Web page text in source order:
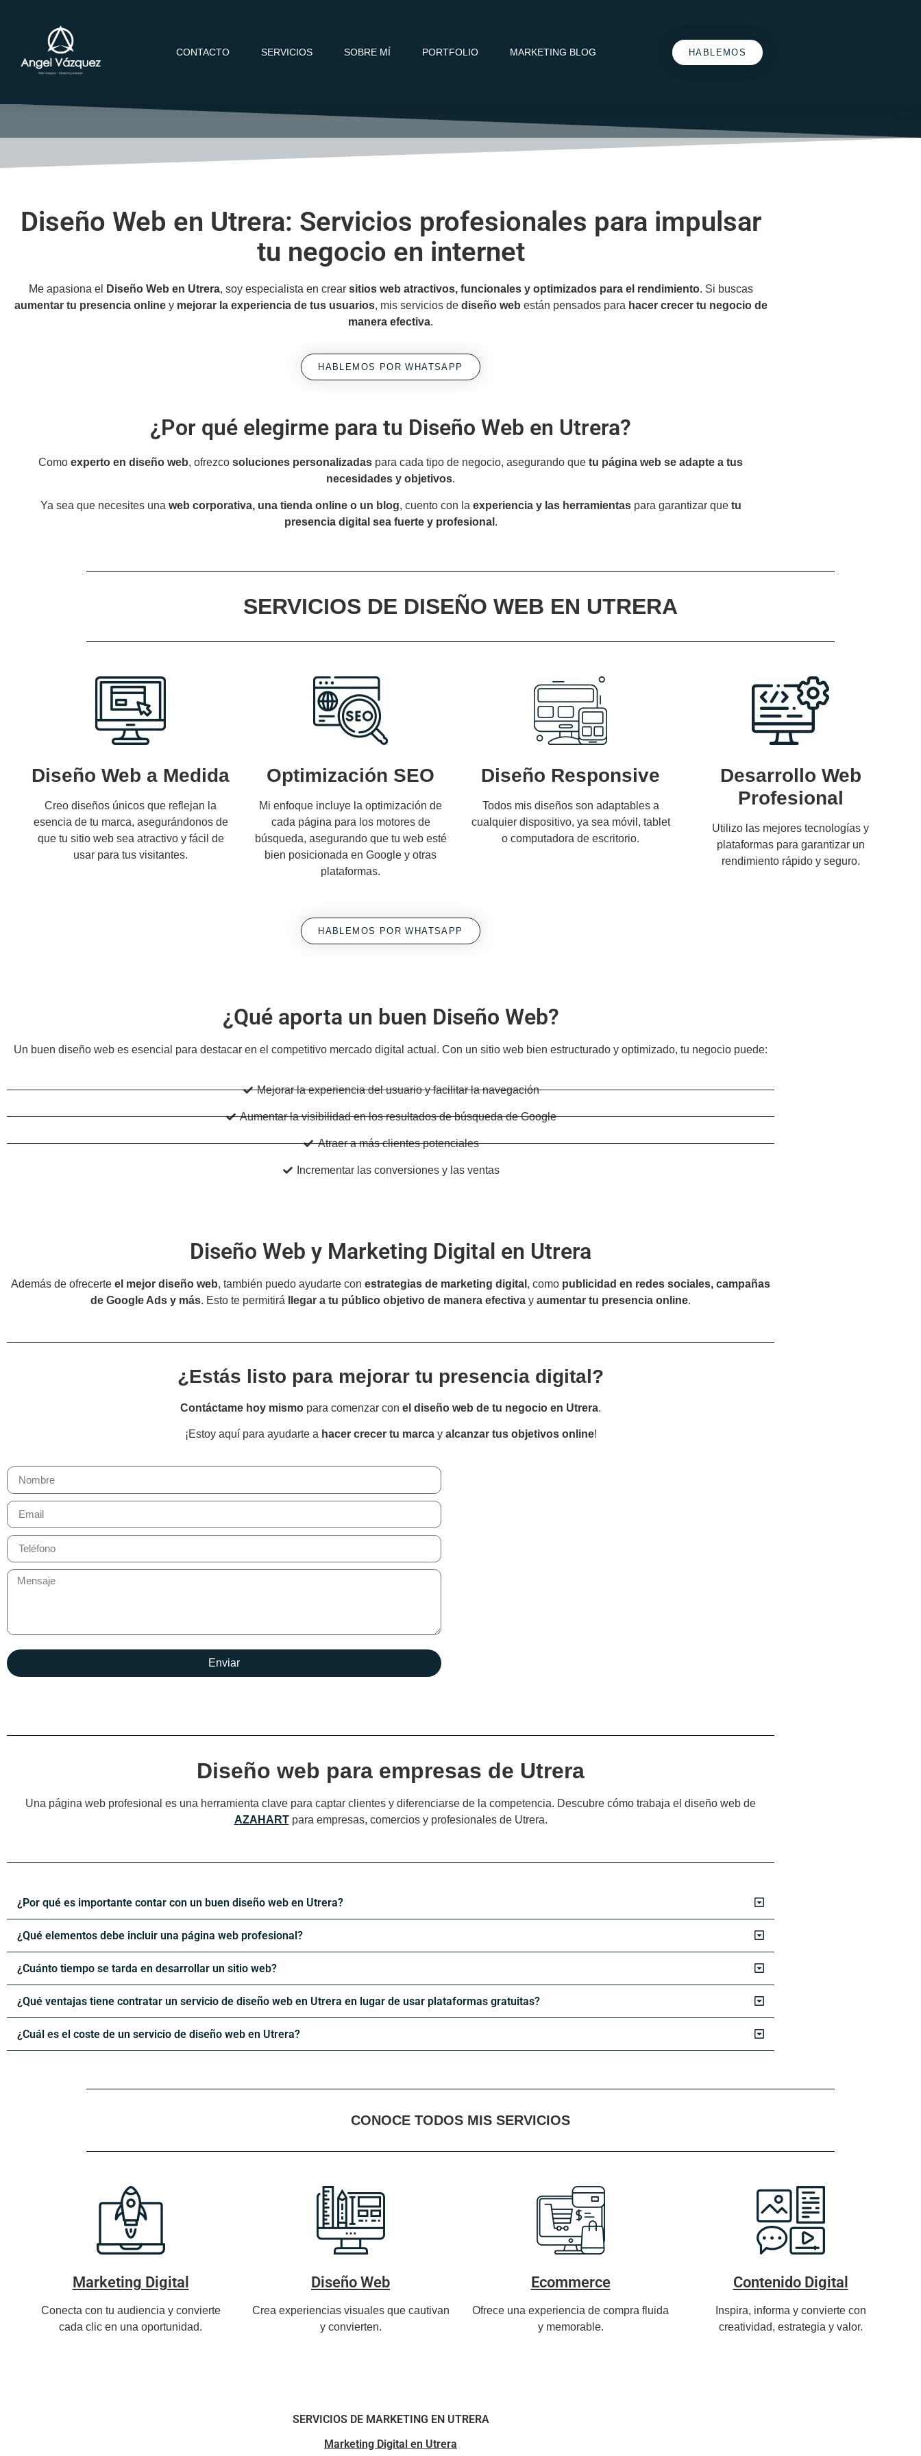
CONTACTO SERVICIOS SOBRE MÍ PORTFOLIO MARKETING BLOG HABLEMOS
Diseño Web en Utrera: Servicios profesionales para impulsar
tu negocio en internet
Me apasiona el Diseño Web en Utrera, soy especialista en crear sitios web atractivos, funcionales y optimizados para el rendimiento. Si buscas
aumentar tu presencia onliney mejorar la experiencia de tus usuarios, mis servicios de diseño web están pensados para hacer crecer tu negocio de
manera efectiva.
HABLEMOS POR WHATSAPP
¿Por qué elegirme para tu Diseño Web en Utrera?
Como experto en diseño web, ofrezco soluciones personalizadas para cada tipo de negocio, asegurando que tu página web se adapte a tus
necesidades y objetivos.
Ya sea que necesites una web corporativa, una tienda online o un blog, cuento con la experiencia y las herramientaspara garantizar que tu
presencia digital sea fuerte y profesional .
SERVICIOS DE DISEÑO WEB EN UTRERA
Diseño Web a Medida
Creo diseños únicos que reflejan la
esencia de tu marca, asegurándonos de
que tu sitio web sea atractivo y fácil de
usar para tus visitantes.
Optimización SEO
Mi enfoque incluye la optimización de
cada página para los motores de
búsqueda, asegurando que tu web esté
bien posicionada en Google y otras
plataformas.
Diseño Responsive
Todos mis diseños son adaptables a
cualquier dispositivo, ya sea móvil, tablet
o computadora de escritorio.
Desarrollo Web
Profesional
Utilizo las mejores tecnologías y
plataformas para garantizar un
rendimiento rápido y seguro.
HABLEMOS POR WHATSAPP
¿Qué aporta un buen Diseño Web?
Un buen diseño web es esencial para destacar en el competitivo mercado digital actual. Con un sitio web bien estructurado y optimizado, tu negocio puede:
Mejorar la experiencia del usuario y facilitar la navegación
Aumentar la visibilidad en los resultados de búsqueda de Google
Atraer a más clientes potenciales
Incrementar las conversiones y las ventas
Diseño Web y Marketing Digital en Utrera
Además de ofrecerte el mejor diseño web, también puedo ayudarte con estrategias de marketing digital , como publicidad en redes sociales, campañas
de Google Ads y más. Esto te permitirá llegar a tu público objetivo de manera efectiva y aumentar tu presencia online.
¿Estás listo para mejorar tu presencia digital?
Contáctame hoy mismo para comenzar con el diseño web de tu negocio en Utrera.
¡Estoy aquí para ayudarte a hacer crecer tu marcay alcanzar tus objetivos online!
Enviar
Diseño web para empresas de Utrera
Una página web profesional es una herramienta clave para captar clientes y diferenciarse de la competencia. Descubre cómo trabaja el diseño web de
AZAHARTpara empresas, comercios y profesionales de Utrera.
¿Por qué es importante contar con un buen diseño web en Utrera?
¿Qué elementos debe incluir una página web profesional?
¿Cuánto tiempo se tarda en desarrollar un sitio web?
¿Qué ventajas tiene contratar un servicio de diseño web en Utrera en lugar de usar plataformas gratuitas?
¿Cuál es el coste de un servicio de diseño web en Utrera?
CONOCE TODOS MIS SERVICIOS
Marketing Digital
Conecta con tu audiencia y convierte
cada clic en una oportunidad.
Diseño Web
Crea experiencias visuales que cautivan
y convierten.
Ecommerce
Ofrece una experiencia de compra fluida
y memorable.
Contenido Digital
Inspira, informa y convierte con
creatividad, estrategia y valor.
SERVICIOS DE MARKETING EN UTRERA
Marketing Digital en Utrera